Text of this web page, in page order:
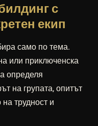
с
екип
само по тема.
или приключенска
определя
на групата, опитът
трудност и